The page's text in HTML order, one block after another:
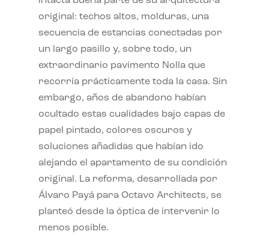
original: techos altos, molduras, una
secuencia de estancias conectadas por
un largo pasillo y, sobre todo, un
extraordinario pavimento Nolla que
recorría prácticamente toda la casa. Sin
embargo, años de abandono habían
ocultado estas cualidades bajo capas de
papel pintado, colores oscuros y
soluciones añadidas que habían ido
alejando el apartamento de su condición
original. La reforma, desarrollada por
Álvaro Payá para Octavo Architects, se
planteó desde la óptica de intervenir lo
menos posible.